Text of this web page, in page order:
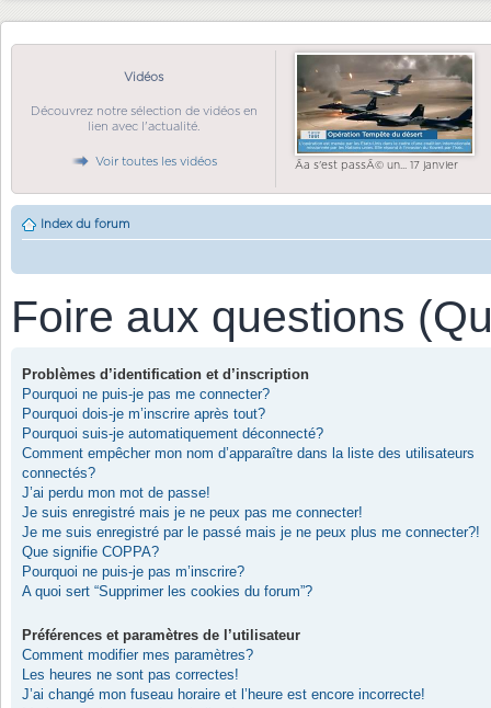
Vidéos
Découvrez notre sélection de vidéos en
lien avec l'actualité.
Voir toutes les vidéos Ãa s'est passÃ© un... 17 janvier
Index du forum
Foire aux questions
Problèmes d’identification et d’inscription
Pourquoi ne puis-je pas me connecter?
Pourquoi dois-je m’inscrire après tout?
Pourquoi suis-je automatiquement déconnecté?
Comment empêcher mon nom d’apparaître dans la liste des utilisateurs
connectés?
J’ai perdu mon mot de passe!
Je suis enregistré mais je ne peux pas me connecter!
Je me suis enregistré par le passé mais je ne peux plus me connecter?!
Que signifie COPPA?
Pourquoi ne puis-je pas m’inscrire?
A quoi sert “Supprimer les cookies du forum”?
Préférences et paramètres de l’utilisateur
Comment modifier mes paramètres?
Les heures ne sont pas correctes!
J’ai changé mon fuseau horaire et l’heure est encore incorrecte!